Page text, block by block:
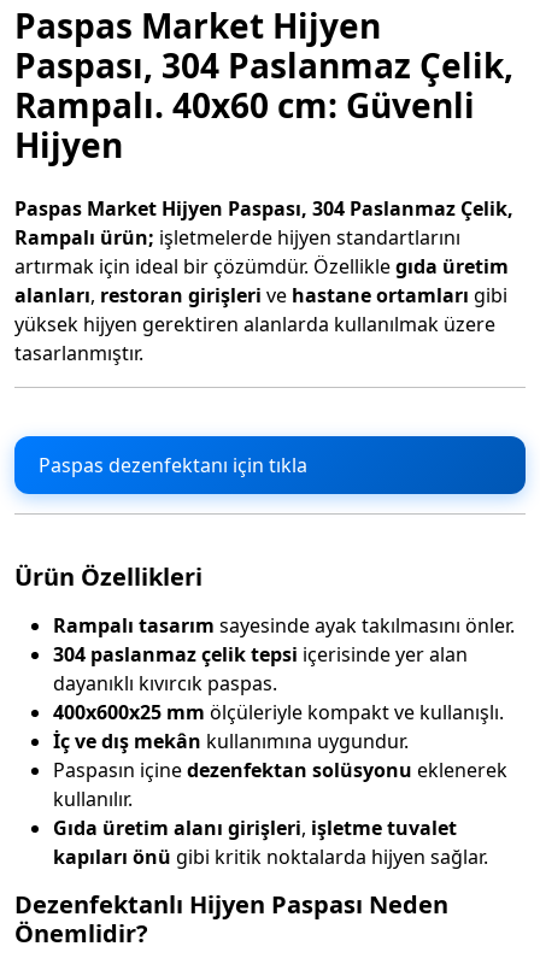
Paspas Market Hijyen
Paspası, 304 Paslanmaz Çelik,
Rampalı. 40x60 cm: Güvenli
Hijyen
Paspas Market Hijyen Paspası, 304 Paslanmaz Çelik,
Rampalı ürün; işletmelerde hijyen standartlarını
artırmak için ideal bir çözümdür. Özelliklegıda üretim
alanları, restoran girişleri ve hastane ortamları gibi
yüksek hijyen gerektiren alanlarda kullanılmak üzere
tasarlanmıştır.
Paspas dezenfektanı için tıkla
Ürün Özellikleri
Rampalı tasarım sayesinde ayak takılmasını önler.
304 paslanmaz çelik tepsi içerisinde yer alan
dayanıklı kıvırcık paspas.
400x600x25 mm ölçüleriyle kompakt ve kullanışlı.
İç ve dış mekân kullanımına uygundur.
Paspasın içinedezenfektan solüsyonu eklenerek
kullanılır.
Gıda üretim alanı girişleri, işletme tuvalet
kapıları önü gibi kritik noktalarda hijyen sağlar.
Dezenfektanlı Hijyen Paspası Neden
Önemlidir?